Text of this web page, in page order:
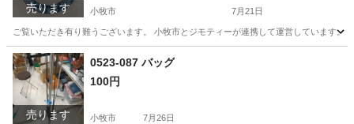
売ります 小牧市 7月21日
ご覧いただき有り難うございます。 小牧市とジモティーが連携して運営していま
愛知 小牧市 リユース
売ります
0523-087 バッグ
100円
小牧市 7月26日